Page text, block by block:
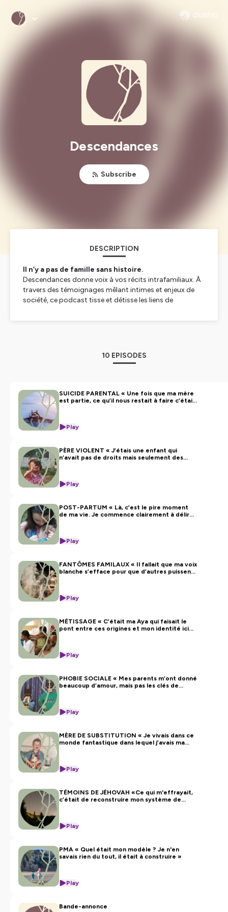
Descendances
Subscribe
DESCRIPTION
Il n’y a pas de famille sans histoire.
Descendances donne voix à vos récits intrafamiliaux. À
travers des témoignages mêlant intimes et enjeux de
société, ce podcast tisse et détisse les liens de
répètent entre les générations, c’est également célébrer
ce qui nous lie, s’approprier son histoire, construire son
invités, nous désirons aussi nous pencher sur le concept
de faire famille pour éclairer les normes sociétales qui en
découlent. La filiation, telle que nous l’entendons
aujourd’hui, ne se résume plus à la famille de sang
hétéronormée nucléaire mais prend des formes bien
Dans une atmosphère bienveillante, nous invitons des
personnes d’horizons divers à confier leurs histoires.
Direction artistique, réalisation et montage | Alice Fidelle
Musique originale | Valentin Caillon et Gwénaël Renault
Mixage | Raphaël Martin
Ce podcast est soutenu par la CAPE et le concours ALL
SHS de Paris Nanterre ainsi que la Fondation BNP
Paribas. // Instagram : @
Hébergé par Ausha. Visitez ausha.co/politique-de-
confidentialite
10 EPISODES
SUICIDE PARENTAL « Une fois que ma mère
est partie, ce qu’il nous restait à faire c’était
Play
PÈRE VIOLENT « J’étais une enfant qui
n’avait pas de droits mais seulement des
Play
POST-PARTUM « Là, c’est le pire moment
de ma vie. Je commence clairement à délirer,
Play
FANTÔMES FAMILAUX « Il fallait que ma voix
blanche s’efface pour que d’autres puissent
Play
MÉTISSAGE « C’était ma Aya qui faisait le
pont entre ces origines et mon identité ici
Play
PHOBIE SOCIALE « Mes parents m’ont donné
beaucoup d’amour, mais pas les clés de
Play
MÈRE DE SUBSTITUTION « Je vivais dans ce
monde fantastique dans lequel j’avais ma
Play
TÉMOINS DE JÉHOVAH «Ce qui m'effrayait,
c’était de reconstruire mon système de
Play
PMA « Quel était mon modèle ? Je n'en
savais rien du tout, il était à construire »
Play
Bande-annonce